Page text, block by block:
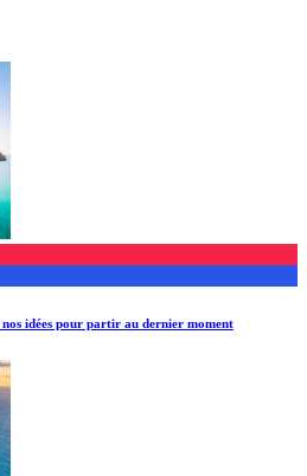
idées pour partir au dernier moment